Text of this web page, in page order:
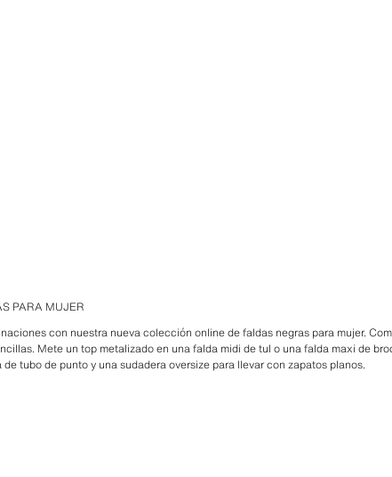
PARA MUJER
con nuestra nueva colección online de faldas negras para mujer.
Mete un top metalizado en una falda midi de tul o una falda maxi de
tubo de punto y una sudadera oversize para llevar con zapatos planos.